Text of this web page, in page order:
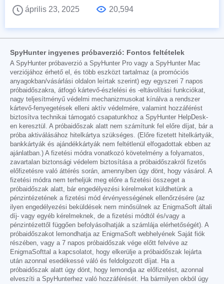
április 23, 2025
20,594
SpyHunter ingyenes próbaverzió: Fontos feltételek
A SpyHunter próbaverzió a SpyHunter Pro vagy a SpyHunter Mac
verziójához érhető el, és több eszközt tartalmaz (a promóciós
anyagokban/vásárlási oldalon leírtak szerint) egy egyszeri 7 napos
próbaidőszakra, átfogó kártevő-észlelési és -eltávolítási funkciókat,
nagy teljesítményű védelmi mechanizmusokat kínálva a rendszer
kártevő-fenyegetések elleni aktív védelmére, valamint hozzáférést
biztosítva technikai támogató csapatunkhoz a SpyHunter HelpDesk-
en keresztül. A próbaidőszak alatt nem számítunk fel előre díjat, bár a
próba aktiválásához hitelkártya szükséges. (Előre fizetett hitelkártyák,
bankkártyák és ajándékkártyák nem feltétlenül elfogadottak ebben az
ajánlatban.) A fizetési módra vonatkozó követelmény a folyamatos,
zavartalan biztonsági védelem biztosítása a próbaidőszakról fizetős
előfizetésre való áttérés során, amennyiben úgy dönt, hogy vásárol. A
fizetési módra nem terheljük meg előre a fizetési összeget a
próbaidőszak alatt, bár engedélyezési kérelmeket küldhetünk a
pénzintézetének a fizetési mód érvényességének ellenőrzésére (az
ilyen engedélyezési beküldések nem minősülnek az EnigmaSoft általi
díj- vagy egyéb kérelmeknek, de a fizetési módtól és/vagy a
pénzintézettől függően befolyásolhatják a számlája elérhetőségét). A
próbaidőszakot lemondhatja az EnigmaSoft webhelyének Saját fiók
részében, vagy a 7 napos próbaidőszak vége előtt felvéve az
EnigmaSofttal a kapcsolatot, hogy elkerülje a próbaidőszak lejárta
után azonnal esedékessé váló és feldolgozott díjat. Ha a
próbaidőszak alatt úgy dönt, hogy lemondja az előfizetést, azonnal
elveszíti a SpyHunterhez való hozzáférését. Ha bármilyen okból úgy